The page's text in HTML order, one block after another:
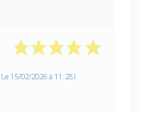
15/02/2026 à 11:28)